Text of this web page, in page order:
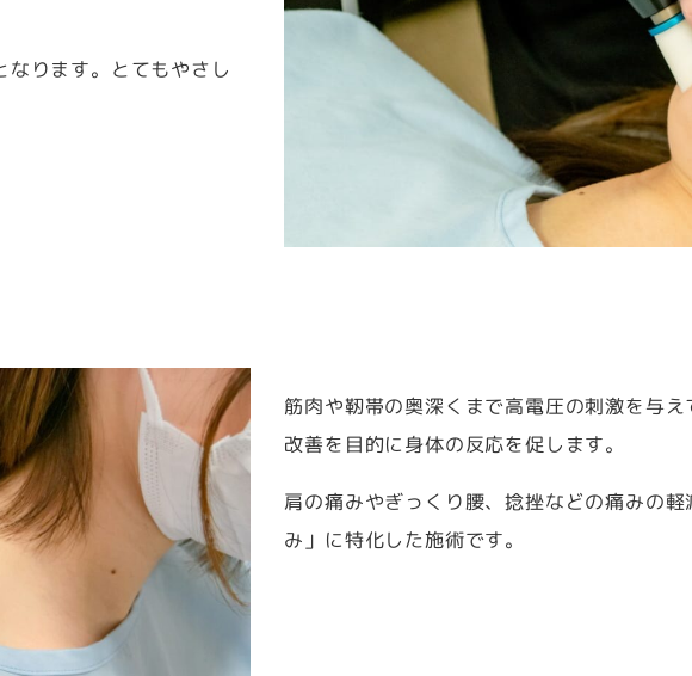
ります。とてもやさし
筋肉や靭帯の奥深くまで高電圧の刺激を与
改善を目的に身体の反応を促します。
肩の痛みやぎっくり腰、捻挫などの痛みの
み」に特化した施術です。